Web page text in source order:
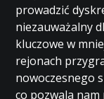
prowadzić
niezauważalny
kluczowe w
rejonach
nowoczesnego
co pozwala